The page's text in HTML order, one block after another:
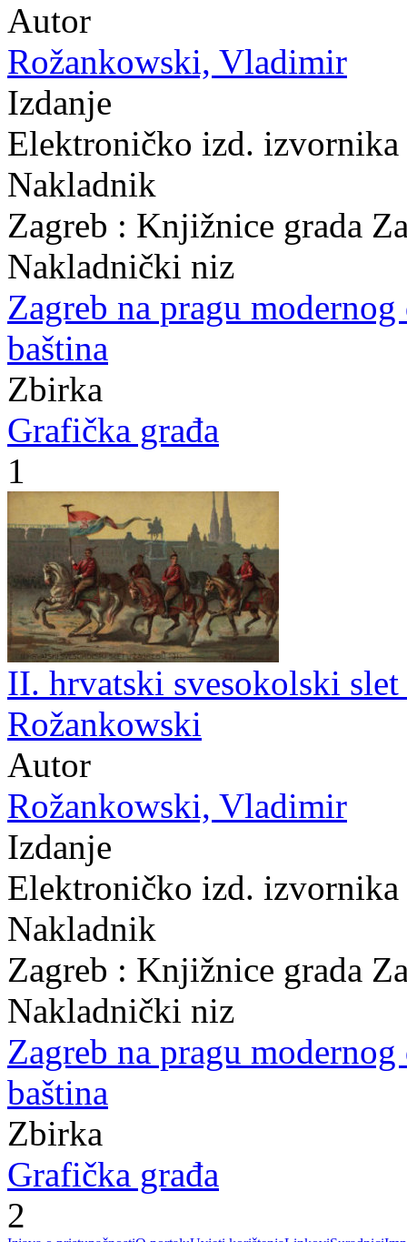
Autor
Rožankowski, Vladimir
Izdanje
Elektroničko izd.
Nakladnik
Zagreb : Knjižnice grada
Nakladnički niz
Zagreb na pragu modernog
baština
Zbirka
Grafička građa
1
II. hrvatski svesokolski
Rožankowski
Autor
Rožankowski, Vladimir
Izdanje
Elektroničko izd.
Nakladnik
Zagreb : Knjižnice grada
Nakladnički niz
Zagreb na pragu modernog
baština
Zbirka
Grafička građa
2